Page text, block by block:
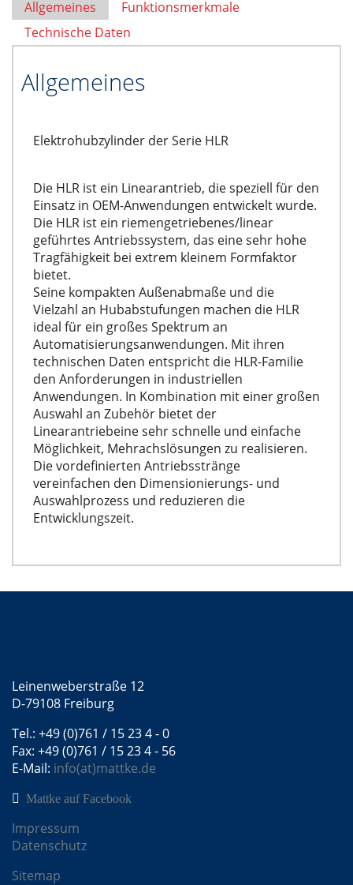
Allgemeines
Funktionsmerkmale
Technische Daten
Allgemeines
Elektrohubzylinder der Serie HLR
Die HLR ist ein Linearantrieb, die speziell für den
Einsatz in OEM-Anwendungen entwickelt wurde.
Die HLR ist ein riemengetriebenes/linear
geführtes Antriebssystem, das eine sehr hohe
Tragfähigkeit bei extrem kleinem Formfaktor
bietet.
Seine kompakten Außenabmaße und die
Vielzahl an Hubabstufungen machen die HLR
ideal für ein großes Spektrum an
Automatisierungsanwendungen. Mit ihren
technischen Daten entspricht die HLR-Familie
den Anforderungen in industriellen
Anwendungen. In Kombination mit einer großen
Auswahl an Zubehör bietet der
Linearantriebeine sehr schnelle und einfache
Möglichkeit, Mehrachslösungen zu realisieren.
Die vordefinierten Antriebsstränge
vereinfachen den Dimensionierungs- und
Auswahlprozess und reduzieren die
Entwicklungszeit.
Leinenweberstraße 12
D-79108 Freiburg
Tel.: +49 (0)761 / 15 23 4 - 0
Fax: +49 (0)761 / 15 23 4 - 56
E-Mail: info(at)mattke.de
Mattke auf Facebook
Impressum
Datenschutz
Sitemap